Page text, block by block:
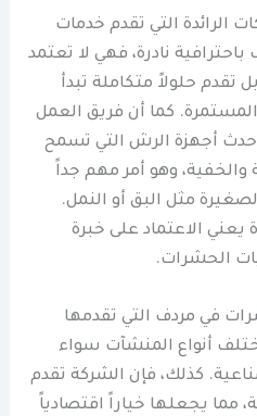
الرائدة التي تقدم خدمات
نادرة، فهي لا تعتمد
حلولاً متكاملة تبدأ
كما أن فريق العمل
أجهزة الرش التي تسمح
والخفية، وهو أمر مهم جداً
مثل البق أو النمل.
يعني الاعتماد على خبرة
الحشرات.
في مردف التي تقدمها
أنواع المنشآت سواء
كذلك، فإن الشركة تقدم
مما يجعلها خياراً اقتصادياً